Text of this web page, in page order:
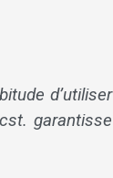
d’utiliser
garantisse